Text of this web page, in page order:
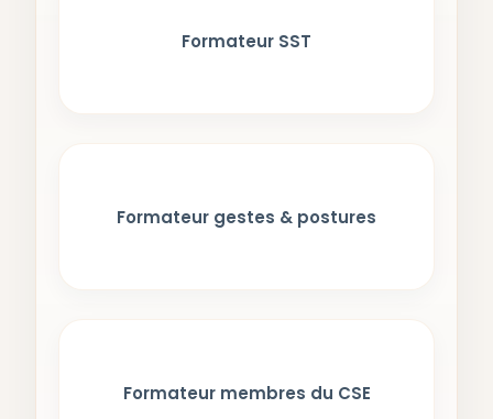
Formateur SST
Formateur gestes & postures
Formateur membres du CSE